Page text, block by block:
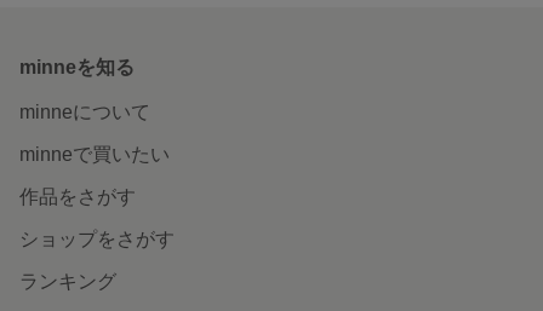
minneを知る
minneについて
minneで買いたい
作品をさがす
ショップをさがす
ランキング